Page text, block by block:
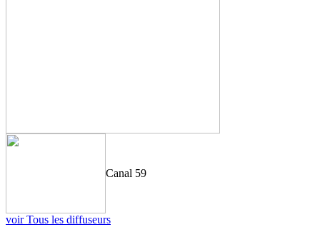
Canal 59
voir Tous les diffuseurs